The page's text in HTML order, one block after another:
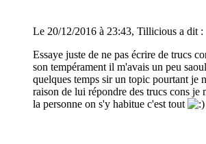
Le 20/12/2016 à 23:43, Tillicious a dit :
Essaye juste de ne pas écrire de trucs
son tempérament il m'avais un peu
quelques temps sir un topic pourtant je
raison de lui répondre des trucs cons je
la personne on s'y habitue c'est tout